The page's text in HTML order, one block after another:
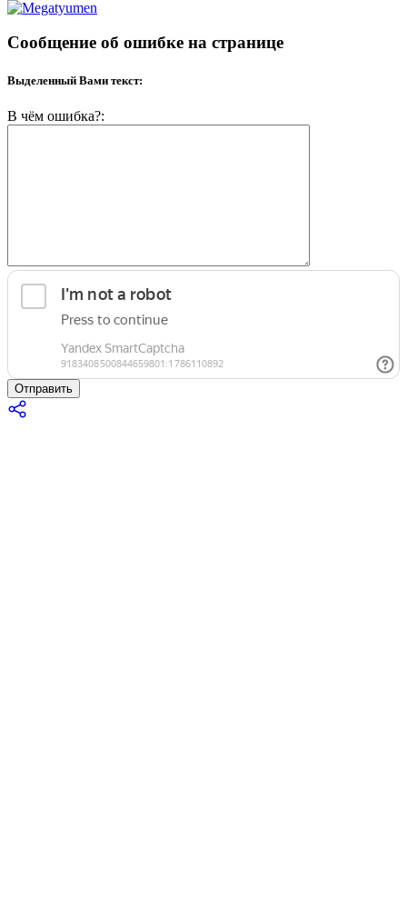
Сообщение об ошибке на странице
Выделенный Вами текст:
В чём ошибка?:
Отправить